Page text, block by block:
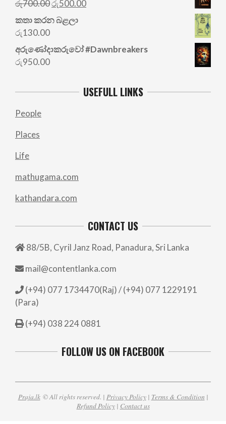
රු700.00Original
price
was:
රු500.00Current
කතා කරන බළලා
රු130.00
අරු‍ණෝදාකරුවෝ #Dawnbreakers
රු950.00
USEFULL LINKS
People
Places
Life
mathugama.com
kathandara.com
CONTACT US
88/5B, Cyril Janz Road, Panadura, Sri Lanka
mail@contentlanka.com
(+94) 077 1734470(Raj) / (+94) 077 1229191
(Para)
(+94) 038 224 0881
FOLLOW US ON FACEBOOK
Praja.lk© All rights reserved. | Privacy Policy| Terms & Condition |
Refund Policy| Contact us